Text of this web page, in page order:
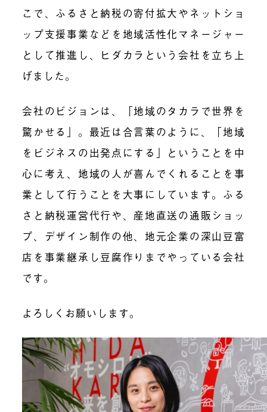
こで、ふるさと納税の寄付拡大やネットショ
ップ支援事業などを地域活性化マネージャー
として推進し、ヒダカラという会社を立ち上
げました。
会社のビジョンは、「地域のタカラで世界を
驚かせる」。最近は合言葉のように、「地域
をビジネスの出発点にする」ということを中
心に考え、地域の人が喜んでくれることを事
業として行うことを大事にしています。ふる
さと納税運営代行や、産地直送の通販ショッ
プ、デザイン制作の他、地元企業の深山豆富
店を事業継承し豆腐作りまでやっている会社
です。
よろしくお願いします。